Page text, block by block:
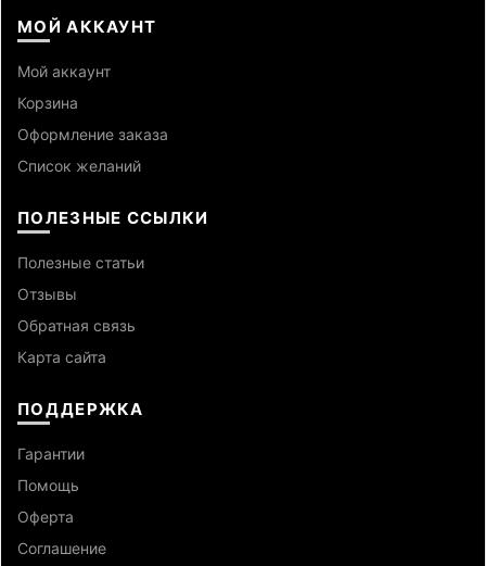
МОЙ АККАУНТ
Мой аккаунт
Корзина
Оформление заказа
Список желаний
ПОЛЕЗНЫЕ ССЫЛКИ
Полезные статьи
Отзывы
Обратная связь
Карта сайта
ПОДДЕРЖКА
Гарантии
Помощь
Оферта
Cоглашение